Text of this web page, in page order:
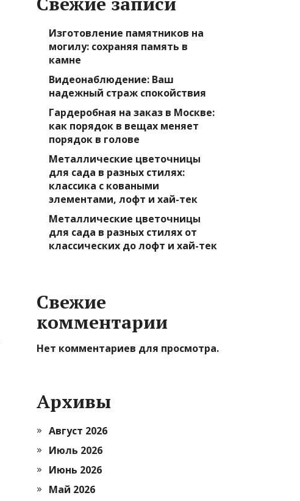
Изготовление памятников на
могилу: сохраняя память в
камне
Видеонаблюдение: Ваш
надежный страж спокойствия
Гардеробная на заказ в Москве:
как порядок в вещах меняет
порядок в голове
Металлические цветочницы
для сада в разных стилях:
классика с коваными
элементами, лофт и хай-тек
Металлические цветочницы
для сада в разных стилях от
классических до лофт и хай-тек
Свежие
комментарии
Нет комментариев для просмотра.
Архивы
Август 2026
Июль 2026
Июнь 2026
Май 2026